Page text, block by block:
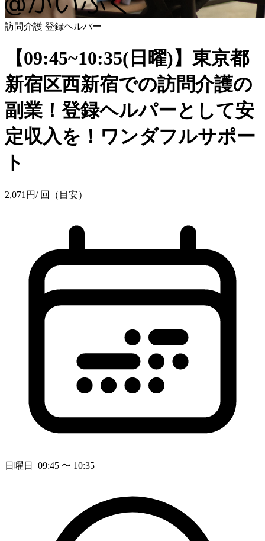
訪問介護 登録ヘルパー
【09:45~10:35(日曜)】東京都
新宿区西新宿での訪問介護の
副業！登録ヘルパーとして安
定収入を！ワンダフルサポー
ト
2,071 円/ 回（目安）
日曜日 09:45 〜 10:35